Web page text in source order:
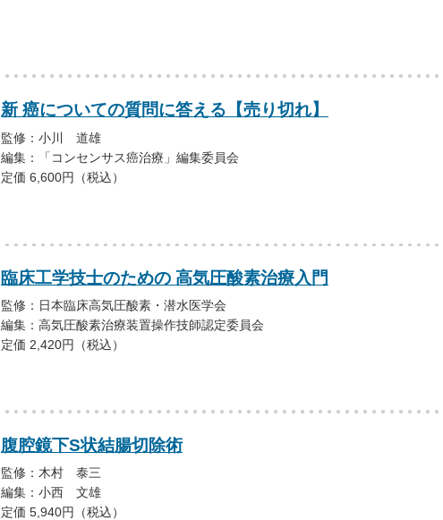
新 癌についての質問に答える【売り切れ】
監修：小川 道雄
編集：「コンセンサス癌治療」編集委員会
定価 6,600円（税込）
臨床工学技士のための 高気圧酸素治療入門
監修：日本臨床高気圧酸素・潜水医学会
編集：高気圧酸素治療装置操作技師認定委員会
定価 2,420円（税込）
腹腔鏡下S状結腸切除術
監修：木村 泰三
編集：小西 文雄
定価 5,940円（税込）